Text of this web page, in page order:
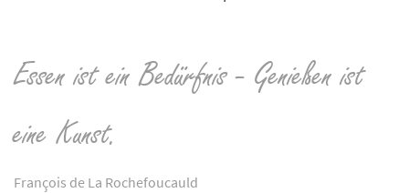
Essen ist ein Bedürfnis - Genießen ist
eine Kunst.
François de La Rochefoucauld